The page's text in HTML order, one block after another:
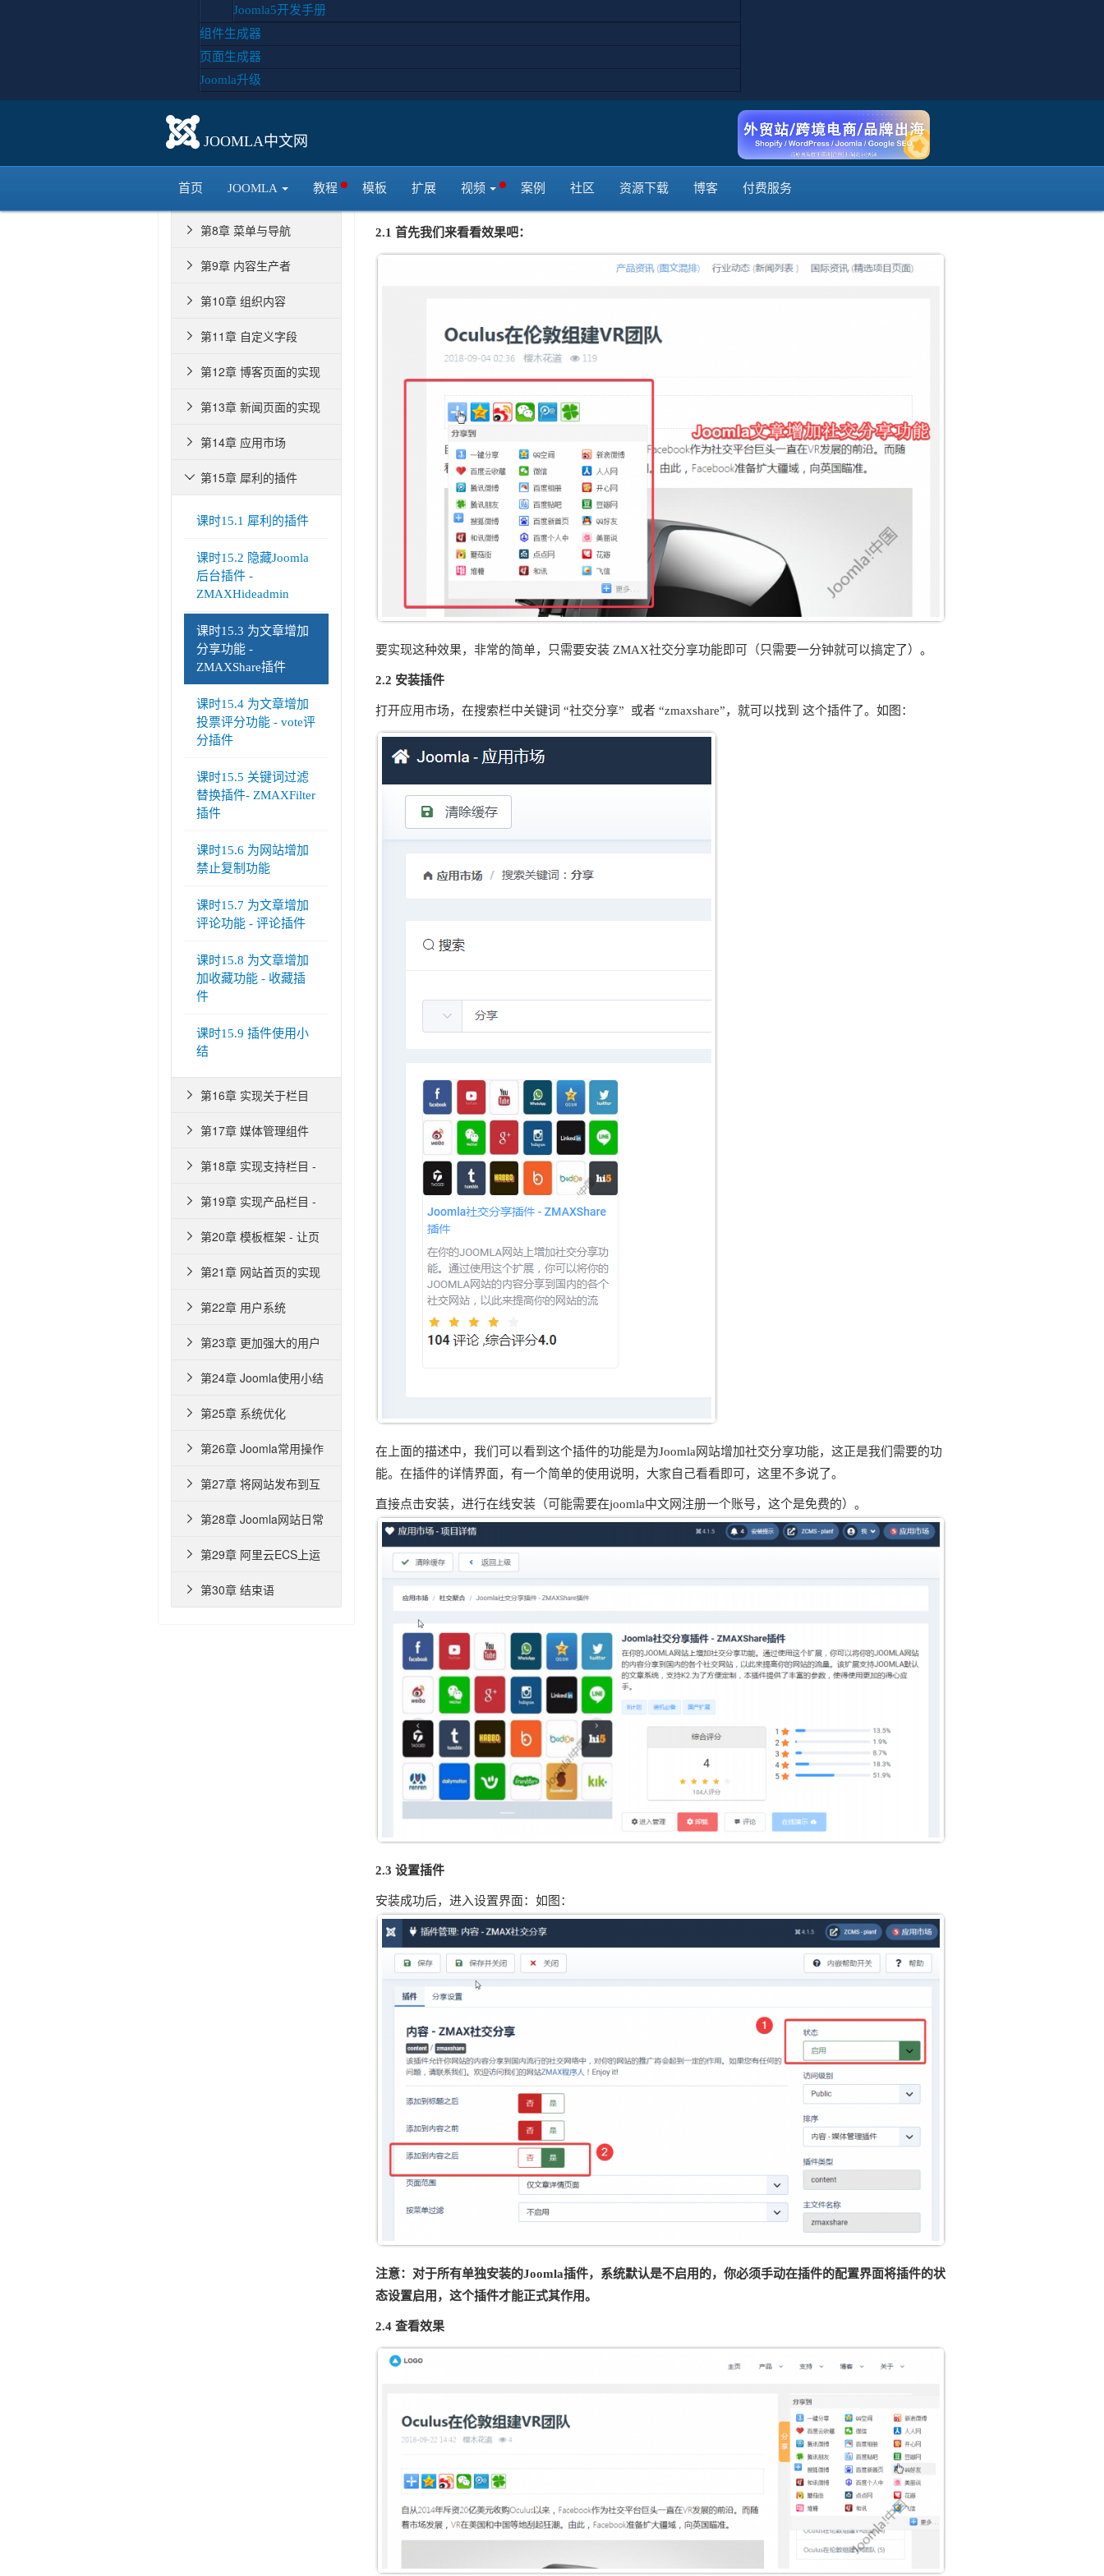
Joomla5开发手册
组件生成器
页面生成器
Joomla升级
JOOMLA中文网
首页 JOOMLA 教程 模板 扩展 视频 案例 社区 资源下载 博客 付费服务
1，本节目标
2，ZMAX社交分享插件
2.1 首先我们来看看效果吧：
要实现这种效果，非常的简单，只需要安装 ZMAX社交分享功能即可（只需要一分钟就可以搞定了）。
2.2 安装插件
打开应用市场，在搜索栏中关键词 “社交分享” 或者 “zmaxshare”，就可以找到 这个插件了。如图：
在上面的描述中，我们可以看到这个插件的功能是为Joomla网站增加社交分享功能，这正是我们需要的功
能。 在插件的详情界面，有一个简单的使用说明，大家自己看看即可，这里不多说了。
直接点击安装，进行在线安装（可能需要在joomla中文网注册一个账号，这个是免费的）。
2.3 设置插件
安装成功后，进入设置界面：如图：
注意：对于所有单独安装的Joomla插件，系统默认是不启用的，你必须手动在插件的配置界面将插件的状
态设置启用，这个插件才能正式其作用。
2.4 查看效果
第2章 Joomla的安装与汉
化
第3章 Joomla备份与还原
第4章 重新认识Joomla

第7章 joomla模板机制

第8章 菜单与导航

第9章 内容生产者

第10章 组织内容

第11章 自定义字段

第12章 博客页面的实现

第13章 新闻页面的实现

第14章 应用市场

第15章 犀利的插件

课时15.1 犀利的插件
课时15.2 隐藏Joomla
后台插件 -
ZMAXHideadmin
课时15.3 为文章增加
分享功能 -
ZMAXShare插件
课时15.4 为文章增加
投票评分功能 - vote评
分插件
课时15.5 关键词过滤
替换插件- ZMAXFilter
插件
课时15.6 为网站增加
禁止复制功能
课时15.7 为文章增加
评论功能 - 评论插件
课时15.8 为文章增加
加收藏功能 - 收藏插
件
课时15.9 插件使用小
结
第16章 实现关于栏目

第17章 媒体管理组件

第18章 实现支持栏目 -
资源下载页面

第19章 实现产品栏目 -
ZMAXSHOP组件

第20章 模板框架 - 让页
面与众不同

第21章 网站首页的实现

第22章 用户系统

第23章 更加强大的用户
系统 - ZMAX用户中心

第24章 Joomla使用小结

第25章 系统优化

第26章 Joomla常用操作
技巧

第27章 将网站发布到互
联网

第28章 Joomla网站日常
维护

第29章 阿里云ECS上运
行Joomla

第30章 结束语
